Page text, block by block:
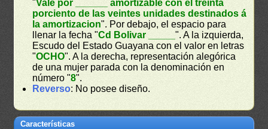
"Vale por ______ amortizable con el treinta
porciento de las veintes unidades destinados á
la amortizacion". Por debajo, el espacio para
llenar la fecha "Cd Bolivar _____". A la izquierda,
Escudo del Estado Guayana con el valor en letras
"OCHO". A la derecha, representación alegórica
de una mujer parada con la denominación en
número "8".
Reverso: No posee diseño.
Características